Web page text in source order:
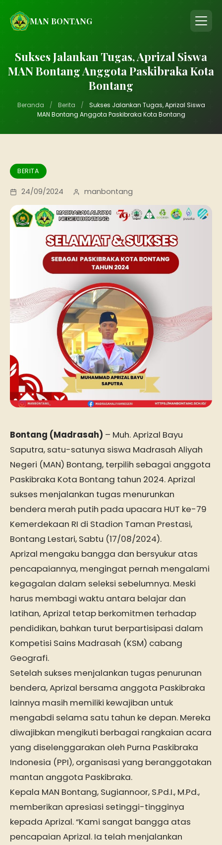
MAN BONTANG
Sukses Jalankan Tugas, Aprizal Siswa
MAN Bontang Anggota Paskibraka Kota
Bontang
Beranda / Berita /
Sukses Jalankan Tugas, Aprizal Siswa
MAN Bontang Anggota Paskibraka Kota Bontang
BERITA
24/09/2024 manbontang
Bontang (Madrasah) – Muh. Aprizal Bayu
Saputra, satu-satunya siswa Madrasah Aliyah
Negeri (MAN) Bontang, terpilih sebagai anggota
Paskibraka Kota Bontang tahun 2024. Aprizal
sukses menjalankan tugas menurunkan
bendera merah putih pada upacara HUT ke-79
Kemerdekaan RI di Stadion Taman Prestasi,
Bontang Lestari, Sabtu (17/08/2024).
Aprizal mengaku bangga dan bersyukur atas
pencapaiannya, mengingat pernah mengalami
kegagalan dalam seleksi sebelumnya. Meski
harus membagi waktu antara belajar dan
latihan, Aprizal tetap berkomitmen terhadap
pendidikan, bahkan turut berpartisipasi dalam
Kompetisi Sains Madrasah (KSM) cabang
Geografi.
Setelah sukses menjalankan tugas penurunan
bendera, Aprizal bersama anggota Paskibraka
lainnya masih memiliki kewajiban untuk
mengabdi selama satu tahun ke depan. Mereka
diwajibkan mengikuti berbagai rangkaian acara
yang diselenggarakan oleh Purna Paskibraka
Indonesia (PPI), organisasi yang beranggotakan
mantan anggota Paskibraka.
Kepala MAN Bontang, Sugiannoor, S.Pd.I., M.Pd.,
memberikan apresiasi setinggi-tingginya
kepada Aprizal. “Kami sangat bangga atas
pencapaian Aprizal. Ia telah menjalankan